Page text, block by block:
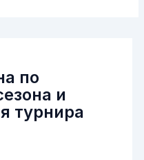
по
и
турнира